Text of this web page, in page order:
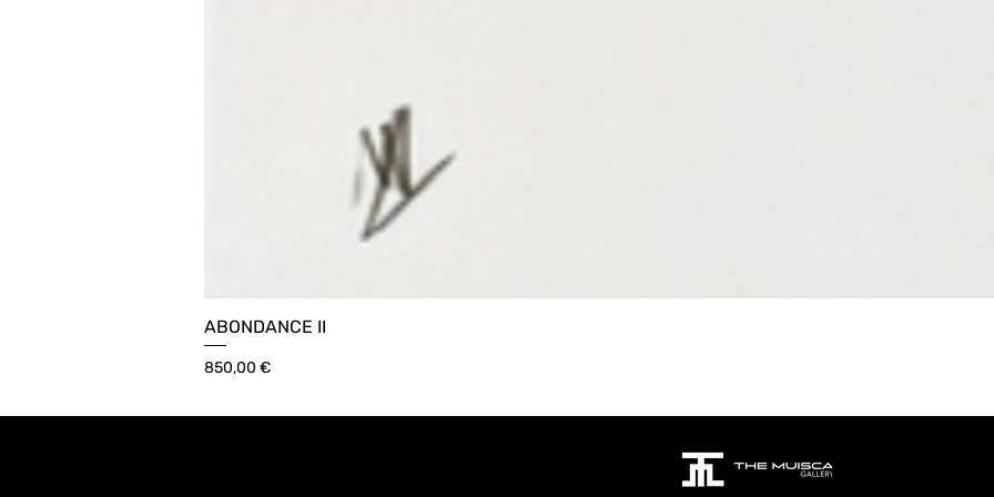
ABONDANCE II
Prix
850,00 €